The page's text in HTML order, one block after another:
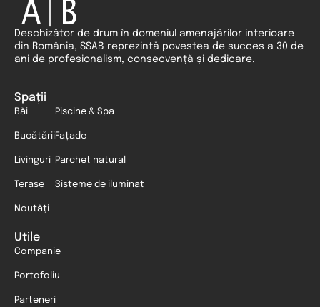
Deschizător de drum în domeniul amenajărilor interioare
din România, SSAB reprezintă povestea de succes a 30 de
ani de profesionalism, consecvență și dedicare.
Spații
Băi
Bucătării
Livinguri
Terase
Noutăți
Piscine & Spa
Fațade
Parchet natural
Sisteme de iluminat
Utile
Companie
Portofoliu
Parteneri